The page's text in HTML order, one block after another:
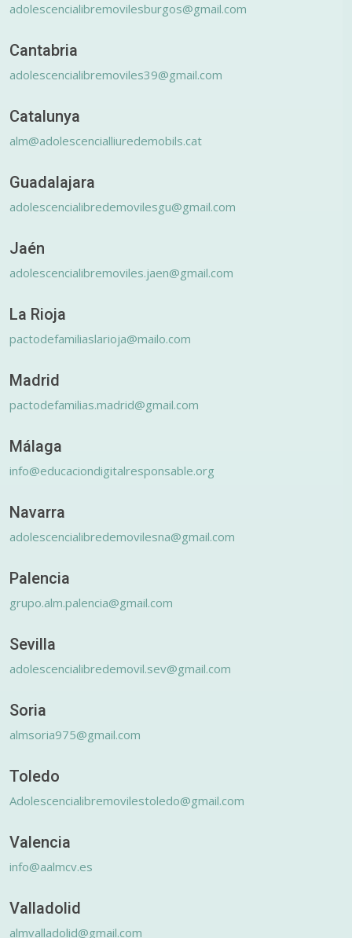
adolescencialibremovilesburgos@gmail.com
Cantabria
adolescencialibremoviles39@gmail.com
Catalunya
alm@adolescencialliuredemobils.cat
Guadalajara
adolescencialibredemovilesgu@gmail.com
Jaén
adolescencialibremoviles.jaen@gmail.com
La Rioja
pactodefamiliaslarioja@mailo.com
Madrid
pactodefamilias.madrid@gmail.com
Málaga
info@educaciondigitalresponsable.org
Navarra
adolescencialibredemovilesna@gmail.com
Palencia
grupo.alm.palencia@gmail.com
Sevilla
adolescencialibredemovil.sev@gmail.com
Soria
almsoria975@gmail.com
Toledo
Adolescencialibremovilestoledo@gmail.com
Valencia
info@aalmcv.es
Valladolid
almvalladolid@gmail.com